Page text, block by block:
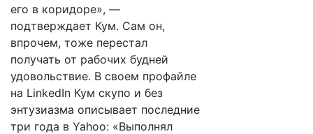
его в коридоре», —
подтверждает Кум. Сам он,
впрочем, тоже перестал
получать от рабочих будней
удовольствие. В своем профайле
на LinkedIn Кум скупо и без
энтузиазма описывает последние
три года в Yahoo: «Выполнял